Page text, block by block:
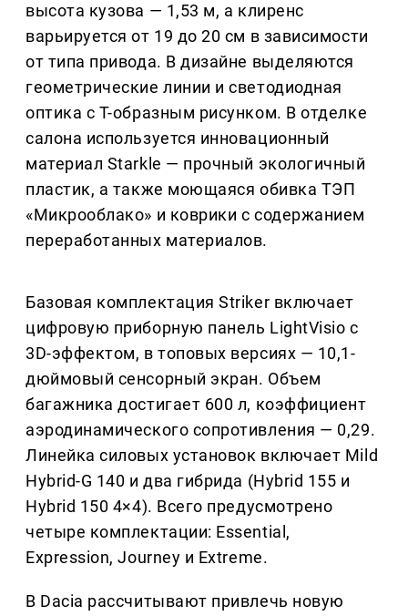
высота кузова — 1,53 м, а клиренс
варьируется от 19 до 20 см в зависимости
от типа привода. В дизайне выделяются
геометрические линии и светодиодная
оптика с Т-образным рисунком. В отделке
салона используется инновационный
материал Starkle — прочный экологичный
пластик, а также моющаяся обивка ТЭП
«Микрооблако» и коврики с содержанием
переработанных материалов.
Базовая комплектация Striker включает
цифровую приборную панель LightVisio с
3D-эффектом, в топовых версиях — 10,1-
дюймовый сенсорный экран. Объем
багажника достигает 600 л, коэффициент
аэродинамического сопротивления — 0,29.
Линейка силовых установок включает Mild
Hybrid-G 140 и два гибрида (Hybrid 155 и
Hybrid 150 4×4). Всего предусмотрено
четыре комплектации: Essential,
Expression, Journey и Extreme.
В Dacia рассчитывают привлечь новую